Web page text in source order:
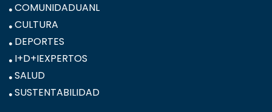
COMUNIDADUANL
CULTURA
DEPORTES
I+D+IEXPERTOS
SALUD
SUSTENTABILIDAD